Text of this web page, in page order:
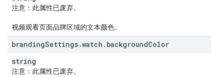
注意 ：此属性已废弃。
视频观看页面品牌区域的文本颜色。
brandingSettings.watch . backgroundColor
string
注意 ：此属性已废弃。